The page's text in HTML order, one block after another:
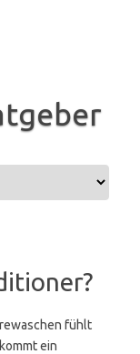
fühlt
ein